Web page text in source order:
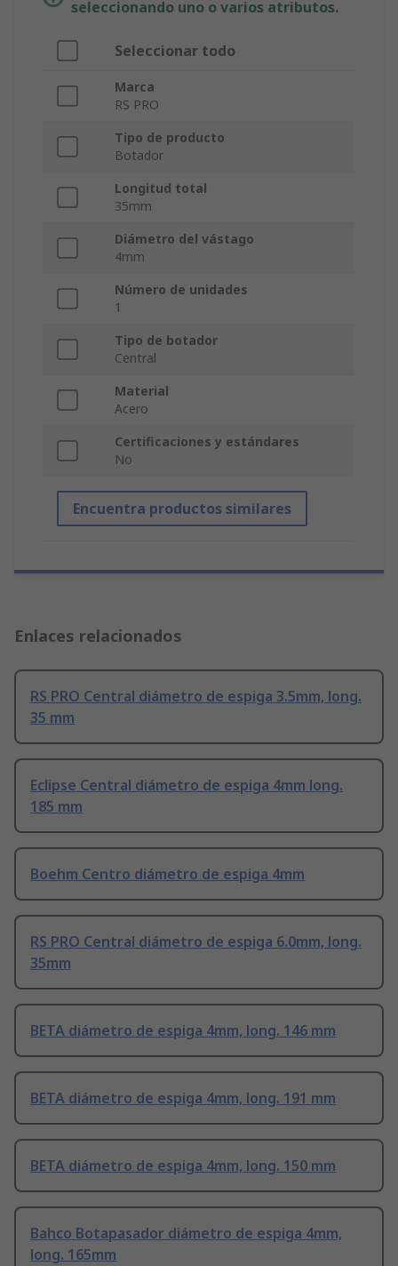
seleccionando uno o varios atributos.
Seleccionar todo
Marca
RS PRO
Tipo de producto
Botador
Longitud total
35mm
Diámetro del vástago
4mm
Número de unidades
1
Tipo de botador
Central
Material
Acero
Certificaciones y estándares
No
Encuentra productos similares
Enlaces relacionados
RS PRO Central diámetro de espiga 3.5mm, long.
35 mm
Eclipse Central diámetro de espiga 4mm long.
185 mm
Boehm Centro diámetro de espiga 4mm
RS PRO Central diámetro de espiga 6.0mm, long.
35mm
BETA diámetro de espiga 4mm, long. 146 mm
BETA diámetro de espiga 4mm, long. 191 mm
BETA diámetro de espiga 4mm, long. 150 mm
Bahco Botapasador diámetro de espiga 4mm,
long. 165mm